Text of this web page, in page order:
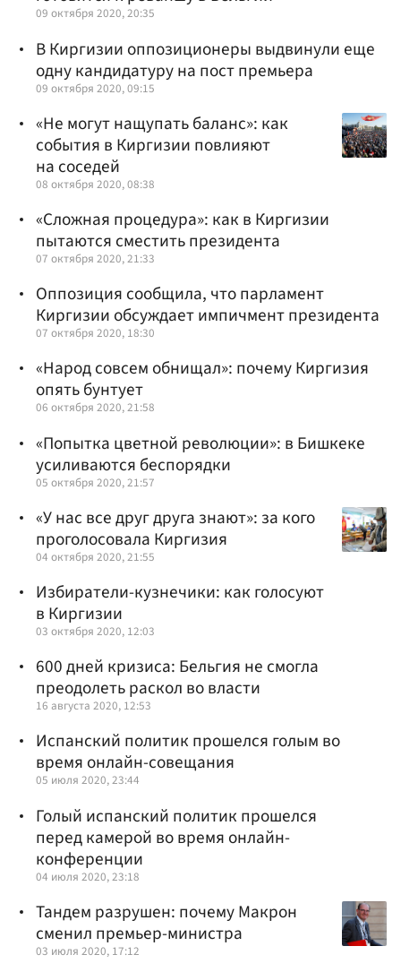
09 октября 2020, 20:35
В Киргизии оппозиционеры выдвинули еще
одну кандидатуру на пост премьера
09 октября 2020, 09:15
«Не могут нащупать баланс»: как
события в Киргизии повлияют
на соседей
08 октября 2020, 08:38
«Сложная процедура»: как в Киргизии
пытаются сместить президента
07 октября 2020, 21:33
Оппозиция сообщила, что парламент
Киргизии обсуждает импичмент президента
07 октября 2020, 18:30
«Народ совсем обнищал»: почему Киргизия
опять бунтует
06 октября 2020, 21:58
«Попытка цветной революции»: в Бишкеке
усиливаются беспорядки
05 октября 2020, 21:57
«У нас все друг друга знают»: за кого
проголосовала Киргизия
04 октября 2020, 21:55
Избиратели-кузнечики: как голосуют
в Киргизии
03 октября 2020, 12:03
600 дней кризиса: Бельгия не смогла
преодолеть раскол во власти
16 августа 2020, 12:53
Испанский политик прошелся голым во
время онлайн-совещания
05 июля 2020, 23:44
Голый испанский политик прошелся
перед камерой во время онлайн-
конференции
04 июля 2020, 23:18
Тандем разрушен: почему Макрон
сменил премьер-министра
03 июля 2020, 17:12